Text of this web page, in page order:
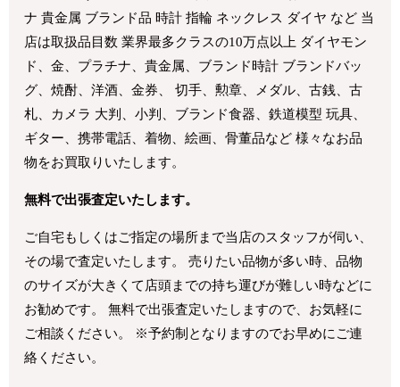
ナ 貴金属 ブランド品 時計 指輪 ネックレス ダイヤ など 当
店は取扱品目数 業界最多クラスの10万点以上 ダイヤモン
ド、金、プラチナ、貴金属、ブランド時計 ブランドバッ
グ、焼酎、洋酒、金券、 切手、勲章、メダル、古銭、古
札、カメラ 大判、小判、ブランド食器、鉄道模型 玩具、
ギター、携帯電話、着物、絵画、骨董品など 様々なお品
物をお買取りいたします。
無料で出張査定いたします。
ご自宅もしくはご指定の場所まで当店のスタッフが伺い、
その場で査定いたします。 売りたい品物が多い時、品物
のサイズが大きくて店頭までの持ち運びが難しい時などに
お勧めです。 無料で出張査定いたしますので、お気軽に
ご相談ください。 ※予約制となりますのでお早めにご連
絡ください。